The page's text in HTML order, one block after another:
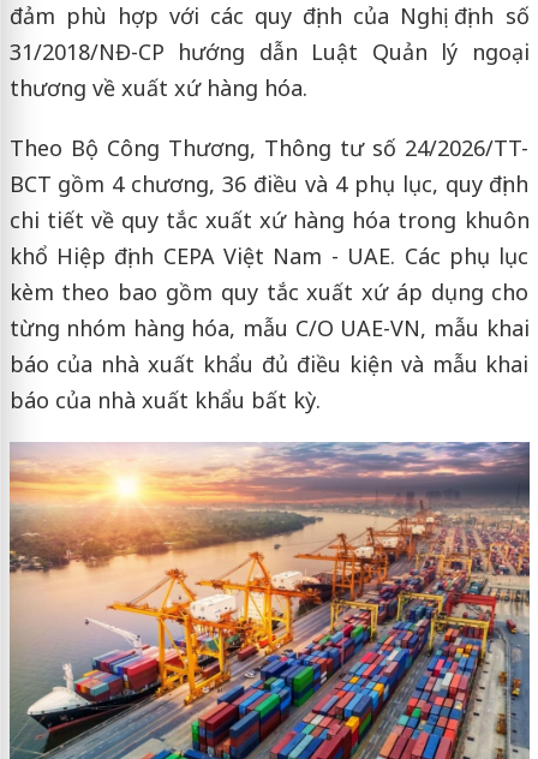
đảm phù hợp với các quy định của Nghị định số
31/2018/NĐ-CP hướng dẫn Luật Quản lý ngoại
thương về xuất xứ hàng hóa.
Theo Bộ Công Thương, Thông tư số 24/2026/TT-
BCT gồm 4 chương, 36 điều và 4 phụ lục, quy định
chi tiết về quy tắc xuất xứ hàng hóa trong khuôn
khổ Hiệp định CEPA Việt Nam - UAE. Các phụ lục
kèm theo bao gồm quy tắc xuất xứ áp dụng cho
từng nhóm hàng hóa, mẫu C/O UAE-VN, mẫu khai
báo của nhà xuất khẩu đủ điều kiện và mẫu khai
báo của nhà xuất khẩu bất kỳ.